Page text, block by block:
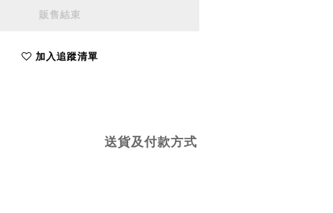
販售結束
加入追蹤清單
送貨及付款方式